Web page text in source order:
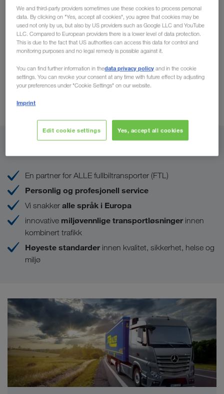
En partner for ALLE fullbiltransporter (FTL)
Personlig og profesjonell service
Vi snakker alle språk i Europa
innovative miljøvennlige transportløsninger innen
kombinert trafikk
Høyeste standarder innen kvalitet, sikkerhet, helse og
miljø
We and third-party providers sometimes use these cookies to process personal
data. By clicking on "Yes, accept all cookies", you agree that cookies may be
used not only by us, but also by US providers such as Google LLC and YouTube
LLC. Compared to European providers there is a lower level of data protection.
This is due to the fact that US authorities can access this data for control and
monitoring purposes and no legal remedy is possible against it.
You can find further information in thedata privacy policy and in the cookie
settings. You can revoke your consent at any time with future effect by adjusting
your preferences under "Cookie Settings" on our website.
Imprint
Edit cookie settings Yes, accept all cookies